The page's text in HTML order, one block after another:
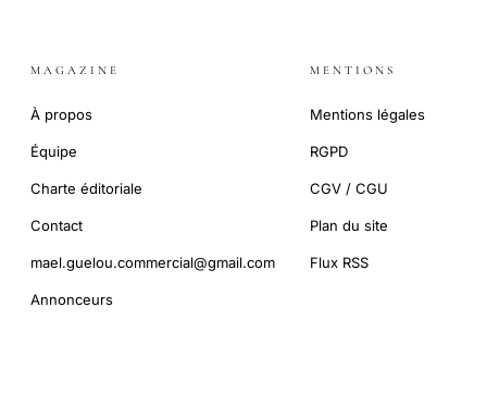
MAGAZINE
À propos
Équipe
Charte éditoriale
Contact
mael.guelou.commercial@gmail.com
Annonceurs
MENTIONS
Mentions légales
RGPD
CGV / CGU
Plan du site
Flux RSS